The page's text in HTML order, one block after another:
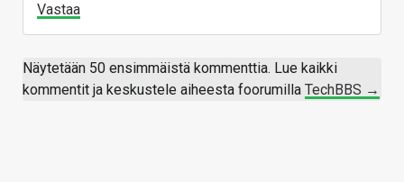
Vastaa
Näytetään 50 ensimmäistä kommenttia. Lue kaikki
kommentit ja keskustele aiheesta foorumilla TechBBS →